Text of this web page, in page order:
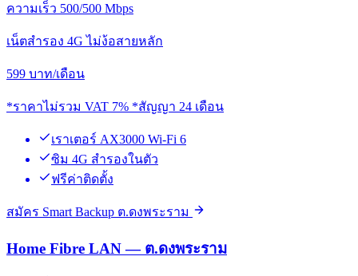
ความเร็ว 500/500 Mbps
เน็ตสำรอง 4G ไม่ง้อสายหลัก
599 บาท/เดือน
*ราคาไม่รวม VAT 7% *สัญญา 24 เดือน
เราเตอร์ AX3000 Wi-Fi 6
ซิม 4G สำรองในตัว
ฟรีค่าติดตั้ง
สมัคร Smart Backup ต.ดงพระราม
Home Fibre LAN — ต.ดงพระราม